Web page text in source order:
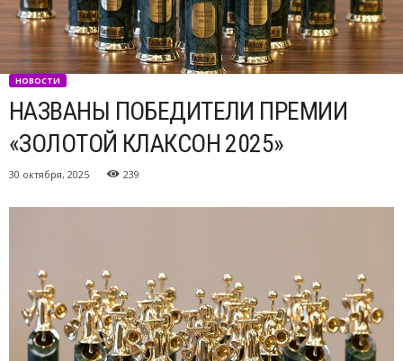
НОВОСТИ
НАЗВАНЫ ПОБЕДИТЕЛИ ПРЕМИИ
«ЗОЛОТОЙ КЛАКСОН 2025»
30 октября, 2025 239